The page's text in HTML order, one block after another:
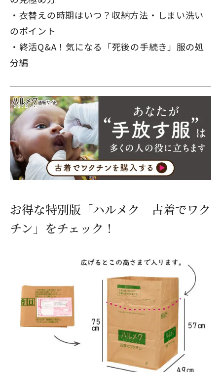
衣替えの時期はいつ？収納方法・しまい洗い
のポイント
終活Q&A！気になる「死後の手続き」服の処
分編
お得な特別版「ハルメク 古着でワク
チン」をチェック！